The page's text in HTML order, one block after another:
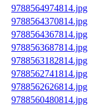
9788564974814.jpg
9788564370814.jpg
9788564367814.jpg
9788563687814.jpg
9788563182814.jpg
9788562741814.jpg
9788562626814.jpg
9788560480814.jpg